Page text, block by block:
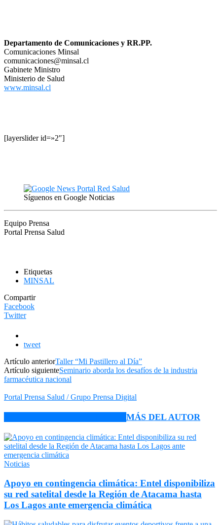
Departamento de Comunicaciones y RR.PP.
Comunicaciones Minsal
comunicaciones@minsal.cl
Gabinete Ministro
Ministerio de Salud
www.minsal.cl
[layerslider id=»2″]
Síguenos en Google Noticias
Equipo Prensa
Portal Prensa Salud
Etiquetas
MINSAL
Compartir
Facebook
Twitter
tweet
Artículo anteriorTaller “Mi Pastillero al Día”
Artículo siguienteSeminario aborda los desafíos de la industria
farmacéutica nacional
Portal Prensa Salud / Grupo Prensa Digital
MÁS DEL AUTOR
Noticias
Apoyo en contingencia climática: Entel disponibiliza
su red satelital desde la Región de Atacama hasta
Los Lagos ante emergencia climática